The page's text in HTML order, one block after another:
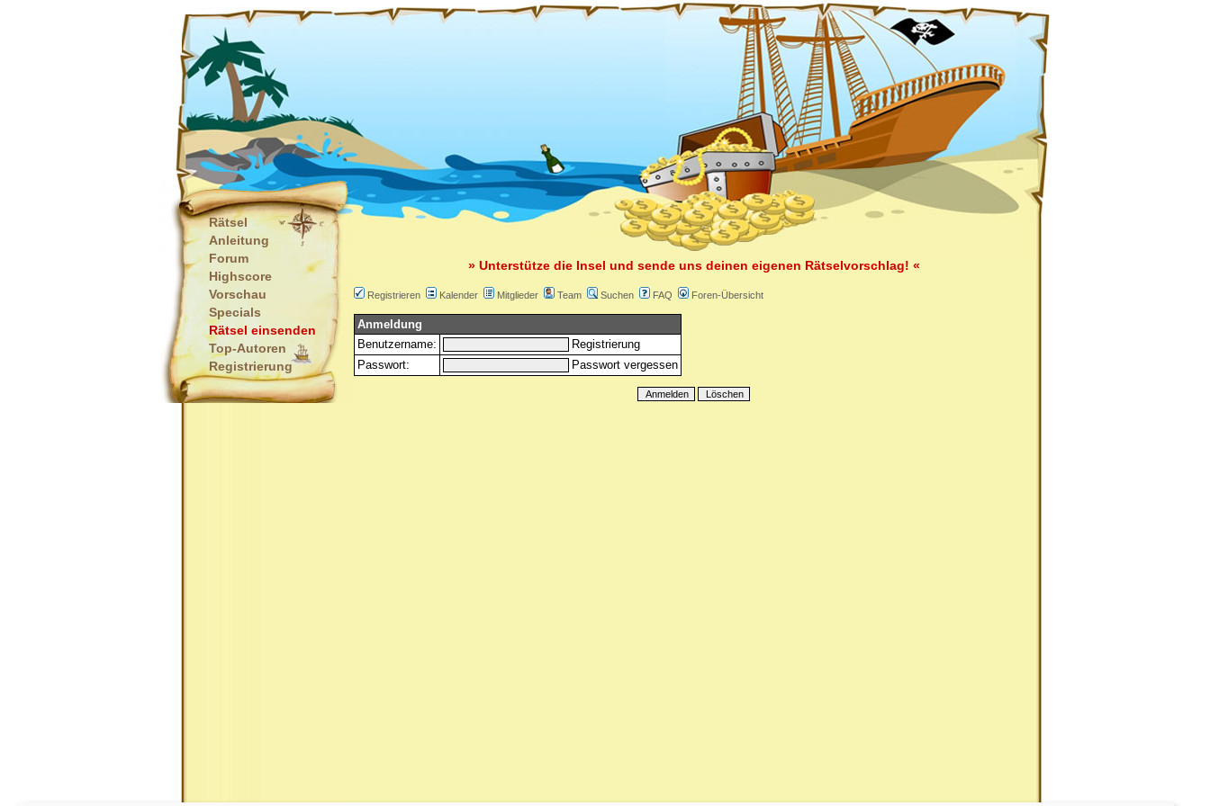
Rätsel
Anleitung
Forum
Highscore
Vorschau
Specials
Rätsel einsenden
Top-Autoren
Registrierung
» Unterstütze die Insel und sende uns deinen eigenen Rätselvorschlag! «
Registrieren Kalender Mitglieder Team Suchen FAQ Foren-Übersicht
Anmeldung
Benutzername:
Registrierung
Passwort:
Passwort vergessen